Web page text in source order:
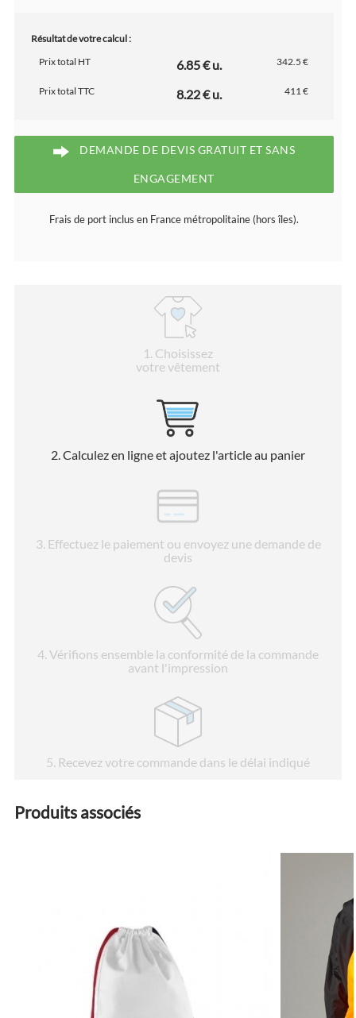
Résultat de votre calcul :
Prix total HT
6.85 € u. 342.5 €
Prix total TTC 8.22 € u. 411 €
DEMANDE DE DEVIS GRATUIT ET SANS
ENGAGEMENT
Frais de port inclus en France métropolitaine (hors îles).
1 . Choisissez
votre vêtement
2. Calculez en ligne et ajoutez l'article au panier
3 . Effectuez le paiement ou envoyez une demande de
devis
4. Vérifions ensemble la conformité de la commande
avant l'impression
5 . Recevez votre commande dans le délai indiqué
Produits associés